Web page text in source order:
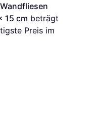
15 cm beträgt
Preis im